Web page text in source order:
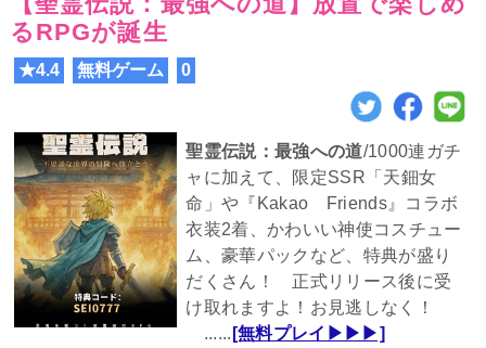
るRPGが誕生
★4.4 無料ゲーム 0
聖霊伝説：最強への道/1000連ガチ
ャに加えて、限定SSR「天鈿女
命」や『Kakao Friends』コラボ
衣装2着、かわいい神使コスチュー
ム、豪華パックなど、特典が盛り
だくさん！ 正式リリース後に受
け取れますよ！お見逃しなく！
...... [無料プレイ▶▶▶]